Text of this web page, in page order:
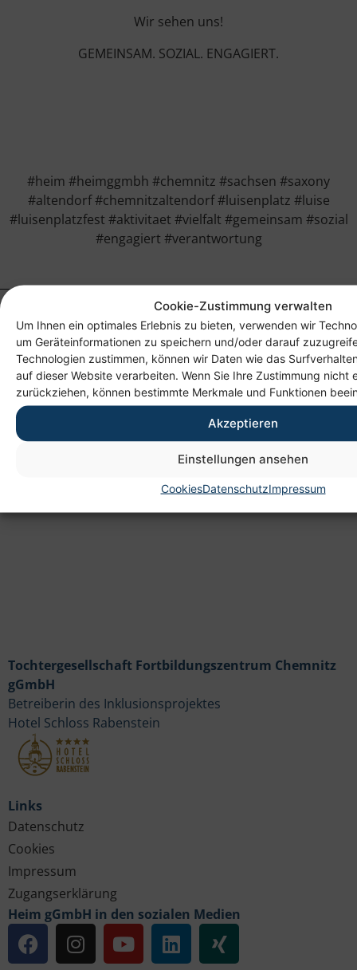
Cookie-Zustimmung verwalten
Um Ihnen ein optimales Erlebnis zu bieten, verwenden wir
um Geräteinformationen zu speichern und/oder darauf
Technologien zustimmen, können wir Daten wie das
auf dieser Website verarbeiten. Wenn Sie Ihre Zustimmung nicht
zurückziehen, können bestimmte Merkmale und Funktionen
Akzeptieren
Einstellungen ansehen
CookiesDatenschutzImpressum
Wir sehen uns!
GEMEINSAM. SOZIAL. ENGAGIERT.
#heim #heimggmbh #chemnitz #sachsen #saxony
#altendorf #chemnitzaltendorf #luisenplatz #luise
#luisenplatzfest #aktivitaet #vielfalt #gemeinsam #sozial
#engagiert #verantwortung
Heim gemeinnützige GmbH
Links
Datenschutz
Cookies
Impressum
Zugangserklärung
Heim gGmbH in den sozialen Medien
Tochtergesellschaft Fortbildungszentrum Chemnitz
gGmbH
Betreiberin des Inklusionsprojektes
Hotel Schloss Rabenstein